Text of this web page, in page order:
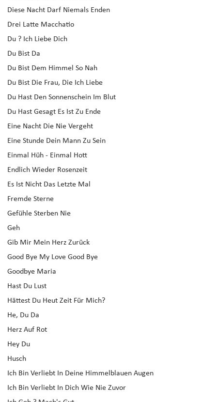
Diese Nacht Darf Niemals Enden
Drei Latte Macchatio
Du ? Ich Liebe Dich
Du Bist Da
Du Bist Dem Himmel So Nah
Du Bist Die Frau, Die Ich Liebe
Du Hast Den Sonnenschein Im Blut
Du Hast Gesagt Es Ist Zu Ende
Eine Nacht Die Nie Vergeht
Eine Stunde Dein Mann Zu Sein
Einmal Hüh - Einmal Hott
Endlich Wieder Rosenzeit
Es Ist Nicht Das Letzte Mal
Fremde Sterne
Gefühle Sterben Nie
Geh
Gib Mir Mein Herz Zurück
Good Bye My Love Good Bye
Goodbye Maria
Hast Du Lust
Hättest Du Heut Zeit Für Mich?
He, Du Da
Herz Auf Rot
Hey Du
Husch
Ich Bin Verliebt In Deine Himmelblauen Augen
Ich Bin Verliebt In Dich Wie Nie Zuvor